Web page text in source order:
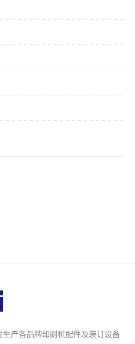
产各品牌印刷机配件及装订设备